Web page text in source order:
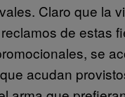
Claro que la
de estas
se
acudan